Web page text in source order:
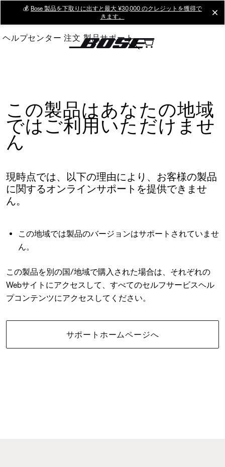
Main
💰 Bose 製品を下取りに出すと最大 ¥30,000 のクレジットを獲得で
きます。
ヘルプセンター 注文 製品サポート
この製品はあなたの地域
ではご利用いただけませ
ん
現時点では、以下の理由により、お客様の製品
に関するオンラインサポートを提供できませ
ん。
この地域では製品のバージョンはサポートされていませ
ん。
この製品を別の国/地域で購入された場合は、それぞれの
Webサイトにアクセスして、すべてのセルフサービスヘル
プコンテンツにアクセスしてください。
サポートホームページへ